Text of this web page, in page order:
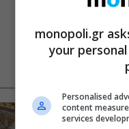
διακοπές
monopoli.gr
your
Personalised
content
services